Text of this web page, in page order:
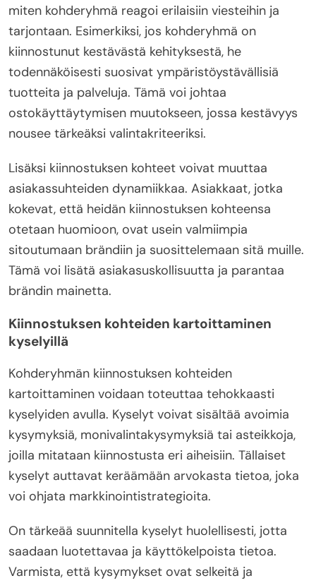
miten kohderyhmä reagoi erilaisiin viesteihin ja
tarjontaan. Esimerkiksi, jos kohderyhmä on
kiinnostunut kestävästä kehityksestä, he
todennäköisesti suosivat ympäristöystävällisiä
tuotteita ja palveluja. Tämä voi johtaa
ostokäyttäytymisen muutokseen, jossa kestävyys
nousee tärkeäksi valintakriteeriksi.
Lisäksi kiinnostuksen kohteet voivat muuttaa
asiakassuhteiden dynamiikkaa. Asiakkaat, jotka
kokevat, että heidän kiinnostuksen kohteensa
otetaan huomioon, ovat usein valmiimpia
sitoutumaan brändiin ja suosittelemaan sitä muille.
Tämä voi lisätä asiakasuskollisuutta ja parantaa
brändin mainetta.
Kiinnostuksen kohteiden kartoittaminen
kyselyillä
Kohderyhmän kiinnostuksen kohteiden
kartoittaminen voidaan toteuttaa tehokkaasti
kyselyiden avulla. Kyselyt voivat sisältää avoimia
kysymyksiä, monivalintakysymyksiä tai asteikkoja,
joilla mitataan kiinnostusta eri aiheisiin. Tällaiset
kyselyt auttavat keräämään arvokasta tietoa, joka
voi ohjata markkinointistrategioita.
On tärkeää suunnitella kyselyt huolellisesti, jotta
saadaan luotettavaa ja käyttökelpoista tietoa.
Varmista, että kysymykset ovat selkeitä ja